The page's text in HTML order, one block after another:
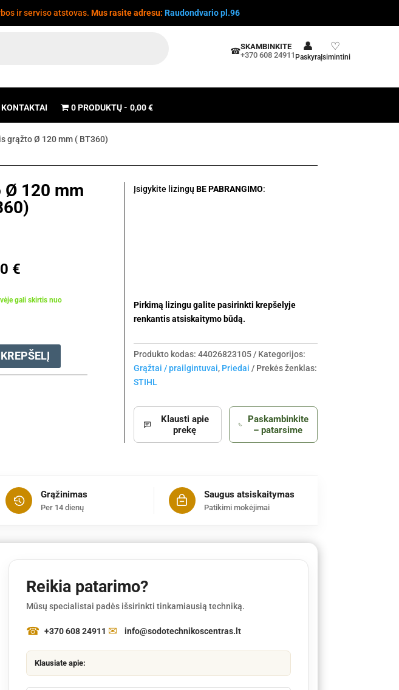
ir serviso atstovas. Mus rasite adresu: Raudondvario pl.96
☎SKAMBINKITE
+370 608 24911
👤
Paskyra
♡
Įsimintini
KONTAKTAI 0 PRODUKTŲ 0,00 €
grąžto Ø 120 mm ( BT360)
Ø 120 mm
€
gali skirtis nuo
Įsigykite lizingų BE PABRANGIMO:
Pirkimą lizingu galite pasirinkti krepšelyje
renkantis atsiskaitymo būdą.
Produkto kodas: 44026823105
Kategorijos:
Grąžtai / prailgintuvai, Priedai
Prekės ženklas:
STIHL
Klausti apie
prekę
Paskambinkite
– patarsime
Grąžinimas
Per 14 dienų
Saugus atsiskaitymas
Patikimi mokėjimai
Reikia patarimo?
Mūsų specialistai padės išsirinkti tinkamiausią techniką.
+370 608 24911 info@sodotechnikoscentras.lt
Klausiate apie: